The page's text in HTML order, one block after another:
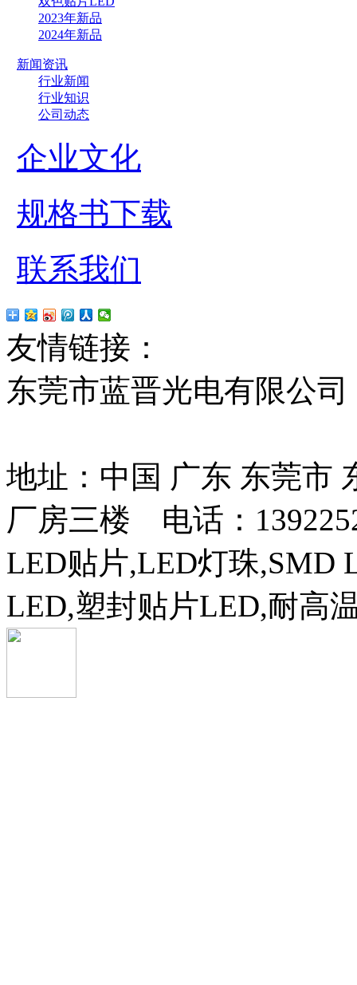
2023年新品
2024年新品
新闻资讯
行业新闻
行业知识
公司动态
企业文化
规格书下载
联系我们
友情链接：
东莞市蓝晋光电有限公
地址：中国 广东 东莞市
厂房三楼 电话：
LED贴片,LED灯珠,SMD
LED,塑封贴片LED,耐